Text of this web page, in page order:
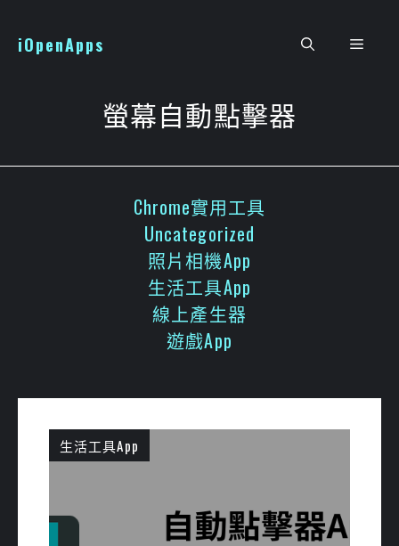
iOpenApps 選
螢幕自動點擊器
Chrome實用工具
Uncategorized
照片相機App
生活工具App
線上產生器
遊戲App
生活工具App